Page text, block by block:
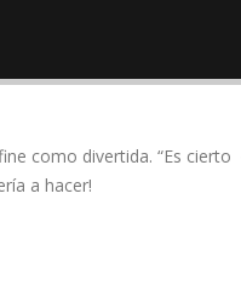
como divertida. “Es
a hacer!